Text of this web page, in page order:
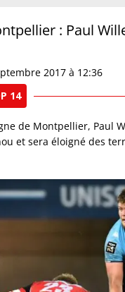
: Paul
2017 à 12:36
14
de Montpellier, Paul
et sera éloigné des